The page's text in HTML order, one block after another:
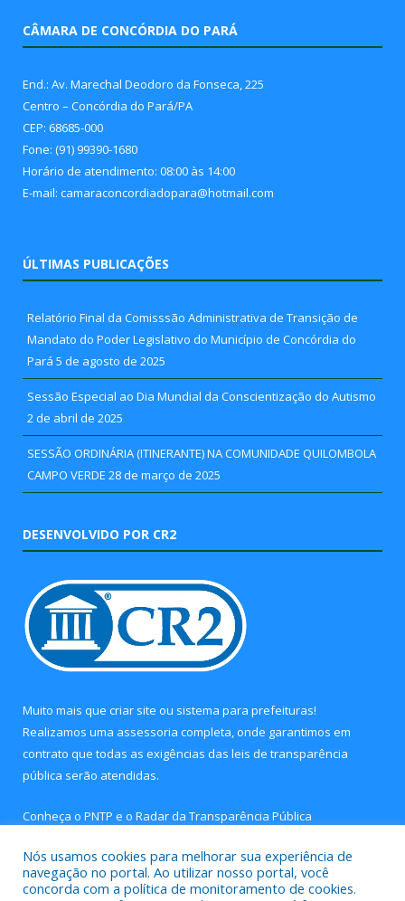
CÂMARA DE CONCÓRDIA DO PARÁ
End.: Av. Marechal Deodoro da Fonseca, 225
Centro – Concórdia do Pará/PA
CEP: 68685-000
Fone: (91) 99390-1680
Horário de atendimento: 08:00 às 14:00
E-mail: camaraconcordiadopara@hotmail.com
ÚLTIMAS PUBLICAÇÕES
Relatório Final da Comisssão Administrativa de Transição de
Mandato do Poder Legislativo do Município de Concórdia do
Pará 5 de agosto de 2025
Sessão Especial ao Dia Mundial da Conscientização do Autismo
2 de abril de 2025
SESSÃO ORDINÁRIA (ITINERANTE) NA COMUNIDADE QUILOMBOLA
CAMPO VERDE 28 de março de 2025
DESENVOLVIDO POR CR2
Muito mais que criar site ou sistema para prefeituras!
Realizamos uma assessoria completa, onde garantimos em
contrato que todas as exigências das leis de transparência
pública serão atendidas.
Conheça o PNTP e o Radar da Transparência Pública
Nós usamos cookies para melhorar sua experiência de
navegação no portal. Ao utilizar nosso portal, você
concorda com a política de monitoramento de cookies.